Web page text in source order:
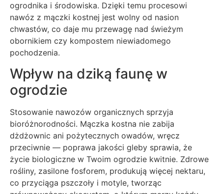
ogrodnika i środowiska. Dzięki temu procesowi
nawóz z mączki kostnej jest wolny od nasion
chwastów, co daje mu przewagę nad świeżym
obornikiem czy kompostem niewiadomego
pochodzenia.
Wpływ na dziką faunę w
ogrodzie
Stosowanie nawozów organicznych sprzyja
bioróżnorodności. Mączka kostna nie zabija
dżdżownic ani pożytecznych owadów, wręcz
przeciwnie — poprawa jakości gleby sprawia, że
życie biologiczne w Twoim ogrodzie kwitnie. Zdrowe
rośliny, zasilone fosforem, produkują więcej nektaru,
co przyciąga pszczoły i motyle, tworząc